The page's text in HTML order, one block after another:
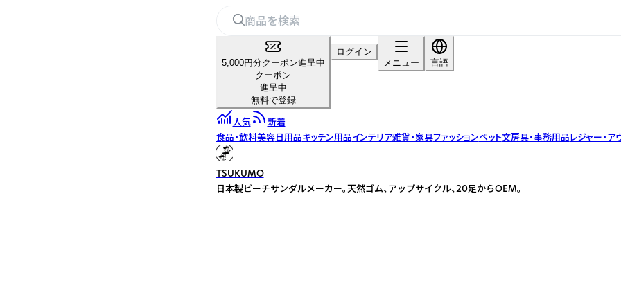
5,000円分クーポン進呈中
クーポン
進呈中
無料で登録
ログイン
メニュー
言語
人気
新着
食品・飲料美容日用品キッチン用品インテリア雑貨・家具ファッションペット文房具・事務用品レジャー・ア
TSUKUMO
日本製ビーチサンダルメーカー。天然ゴム、アップサイクル、20足からOEM。